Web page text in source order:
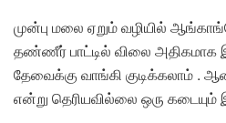
முன்பு மலை ஏறும் வழியில்
தண்ணீர் பாட்டில் விலை அதிகமாக
தேவைக்கு வாங்கி குடிக்கலாம் .
என்று தெரியவில்லை ஒரு